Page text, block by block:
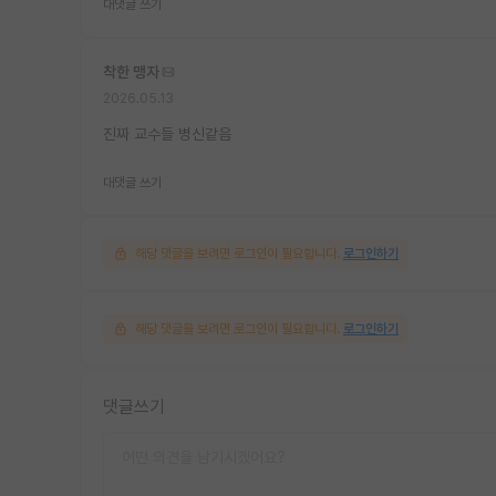
대댓글 쓰기
착한 맹자
진짜 교수들 병신같음
대댓글 쓰기
해당 댓글을 보려면 로그인이 필요합니다. 로그인하기
해당 댓글을 보려면 로그인이 필요합니다. 로그인하기
댓글쓰기